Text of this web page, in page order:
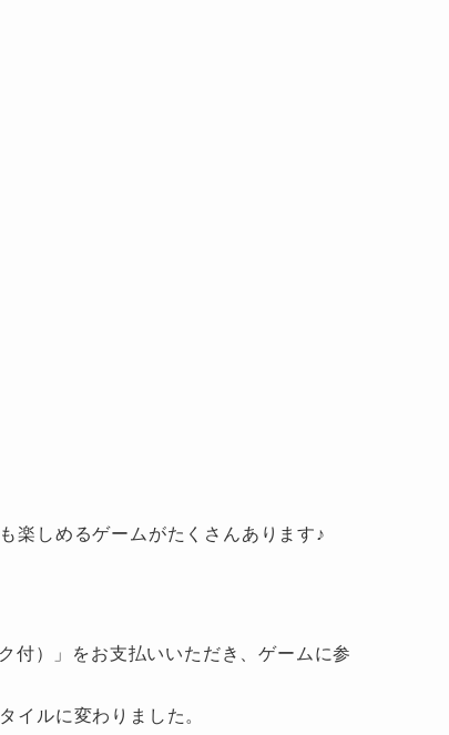
楽しめるゲームがたくさんあります♪
付）」をお支払いいただき、ゲームに参
イルに変わりました。